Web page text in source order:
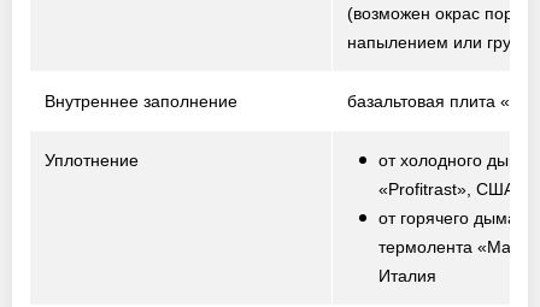
(возможен окрас
напылением или
Внутреннее заполнение базальтовая плита
Уплотнение
от холодного дыма
«Profitrast», США
от горячего дыма –
термолента
Италия